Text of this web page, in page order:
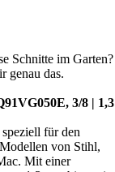
Schnitte im Garten?
genau das.
3/8 | 1,3
für den
von Stihl,
Mit einer